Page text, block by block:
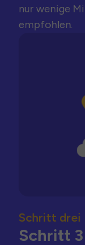
nur wenige
empfohlen.
Schritt drei
Schritt 3